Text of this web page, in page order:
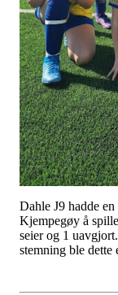
Dahle J9 hadde
Kjempegøy å
seier og 1
stemning ble